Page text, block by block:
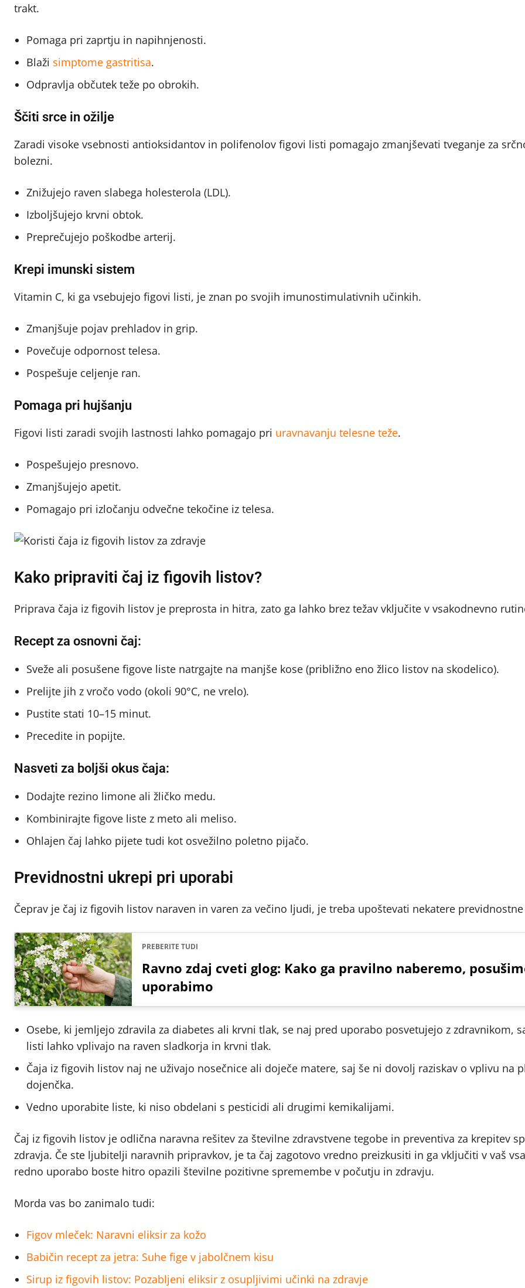
trakt.
Pomaga pri zaprtju in napihnjenosti.
Blaži simptome gastritisa.
Odpravlja občutek teže po obrokih.
Ščiti srce in ožilje
Zaradi visoke vsebnosti antioksidantov in polifenolov figovi listi pomagajo zmanjševati tveganje za
bolezni.
Znižujejo raven slabega holesterola (LDL).
Izboljšujejo krvni obtok.
Preprečujejo poškodbe arterij.
Krepi imunski sistem
Vitamin C, ki ga vsebujejo figovi listi, je znan po svojih imunostimulativnih učinkih.
Zmanjšuje pojav prehladov in grip.
Povečuje odpornost telesa.
Pospešuje celjenje ran.
Pomaga pri hujšanju
Figovi listi zaradi svojih lastnosti lahko pomagajo pri uravnavanju telesne teže.
Pospešujejo presnovo.
Zmanjšujejo apetit.
Pomagajo pri izločanju odvečne tekočine iz telesa.
Kako pripraviti čaj iz figovih listov?
Priprava čaja iz figovih listov je preprosta in hitra, zato ga lahko brez težav vključite v vsakodnevno
Recept za osnovni čaj:
Sveže ali posušene figove liste natrgajte na manjše kose (približno eno žlico listov na skodelico).
Prelijte jih z vročo vodo (okoli 90°C, ne vrelo).
Pustite stati 10–15 minut.
Precedite in popijte.
Nasveti za boljši okus čaja:
Dodajte rezino limone ali žličko medu.
Kombinirajte figove liste z meto ali meliso.
Ohlajen čaj lahko pijete tudi kot osvežilno poletno pijačo.
Previdnostni ukrepi pri uporabi
Čeprav je čaj iz figovih listov naraven in varen za večino ljudi, je treba upoštevati nekatere
PREBERITE TUDI
Ravno zdaj cveti glog: Kako ga pravilno naberemo,
uporabimo
Osebe, ki jemljejo zdravila za diabetes ali krvni tlak, se naj pred uporabo posvetujejo z zdravnikom,
listi lahko vplivajo na raven sladkorja in krvni tlak.
Čaja iz figovih listov naj ne uživajo nosečnice ali doječe matere, saj še ni dovolj raziskav o vplivu na
dojenčka.
Vedno uporabite liste, ki niso obdelani s pesticidi ali drugimi kemikalijami.
Čaj iz figovih listov je odlična naravna rešitev za številne zdravstvene tegobe in preventiva za krepitev
zdravja. Če ste ljubitelji naravnih pripravkov, je ta čaj zagotovo vredno preizkusiti in ga vključiti v vaš
redno uporabo boste hitro opazili številne pozitivne spremembe v počutju in zdravju.
Morda vas bo zanimalo tudi:
Figov mleček: Naravni eliksir za kožo
Babičin recept za jetra: Suhe fige v jabolčnem kisu
Sirup iz figovih listov: Pozabljeni eliksir z osupljivimi učinki na zdravje